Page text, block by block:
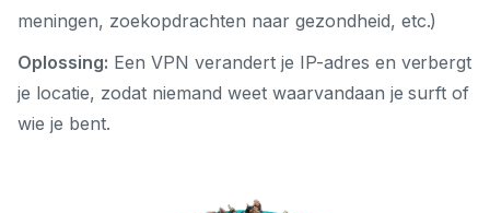
meningen, zoekopdrachten naar gezondheid, etc.)
Oplossing: Een VPN verandert je IP-adres en verbergt
je locatie, zodat niemand weet waarvandaan je surft of
wie je bent.